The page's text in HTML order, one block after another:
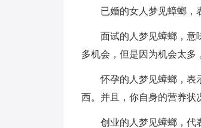
已婚的女人梦见蟑螂，
面试的人梦见蟑螂，意
多机会，但是因为机会太多
怀孕的人梦见蟑螂，表
西。并且，你自身的营养状
创业的人梦见蟑螂，代